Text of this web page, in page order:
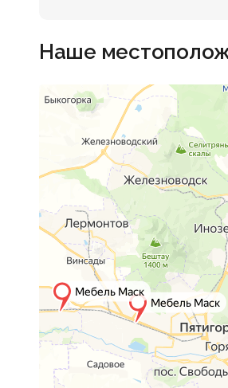
Наше